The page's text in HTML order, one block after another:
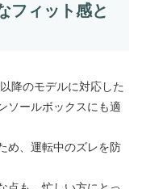
フィット感と
降のモデルに対応した
ソールボックスにも適
め、運転中のズレを防